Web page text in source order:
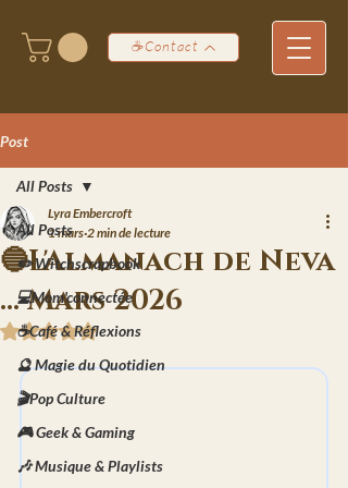
☕Contact
Post
All Posts
✏️ Witchscrapbook
💻Mom'connectée
☕Café & Réflexions
🔮 Magie du Quotidien
🎬Pop Culture
🎮 Geek & Gaming
🎶 Musique & Playlists
All Posts
🔵L'Almanach de Neva
... Mars 2026
Lyra Embercroft
1 mars 2 min de lecture
Noté NaN étoiles sur 5.